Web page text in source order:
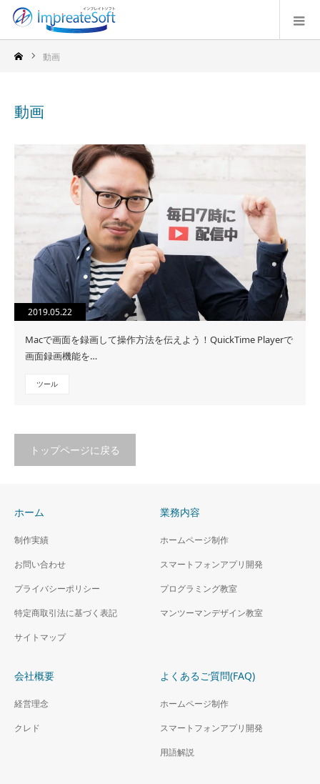
動画
動画
2019.05.22
Macで画面を録画して操作方法を伝えよう！QuickTime Playerで
画面録画機能を…
ツール
トップページに戻る
ホーム
制作実績
お問い合わせ
プライバシーポリシー
特定商取引法に基づく表記
サイトマップ
業務内容
ホームページ制作
スマートフォンアプリ開発
プログラミング教室
マンツーマンデザイン教室
会社概要
経営理念
クレド
よくあるご質問(FAQ)
ホームページ制作
スマートフォンアプリ開発
用語解説